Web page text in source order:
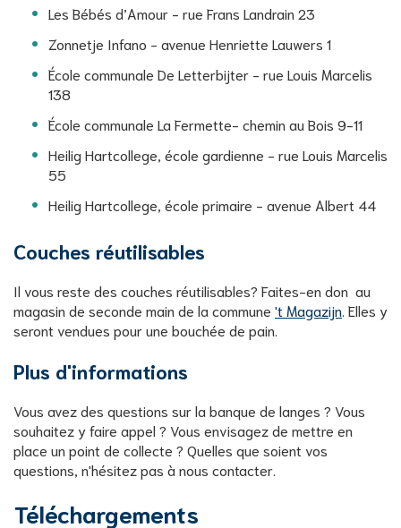
Les Bébés d’Amour - rue Frans Landrain 23
Zonnetje Infano - avenue Henriette Lauwers 1
École communale De Letterbijter - rue Louis Marcelis
138
École communale La Fermette- chemin au Bois 9-11
Heilig Hartcollege, école gardienne - rue Louis Marcelis
55
Heilig Hartcollege, école primaire - avenue Albert 44
Couches réutilisables
Il vous reste des couches réutilisables? Faites-en don au
magasin de seconde main de la commune 't Magazijn. Elles y
seront vendues pour une bouchée de pain.
Plus d'informations
Vous avez des questions sur la banque de langes ? Vous
souhaitez y faire appel ? Vous envisagez de mettre en
place un point de collecte ? Quelles que soient vos
questions, n'hésitez pas à nous contacter.
Téléchargements